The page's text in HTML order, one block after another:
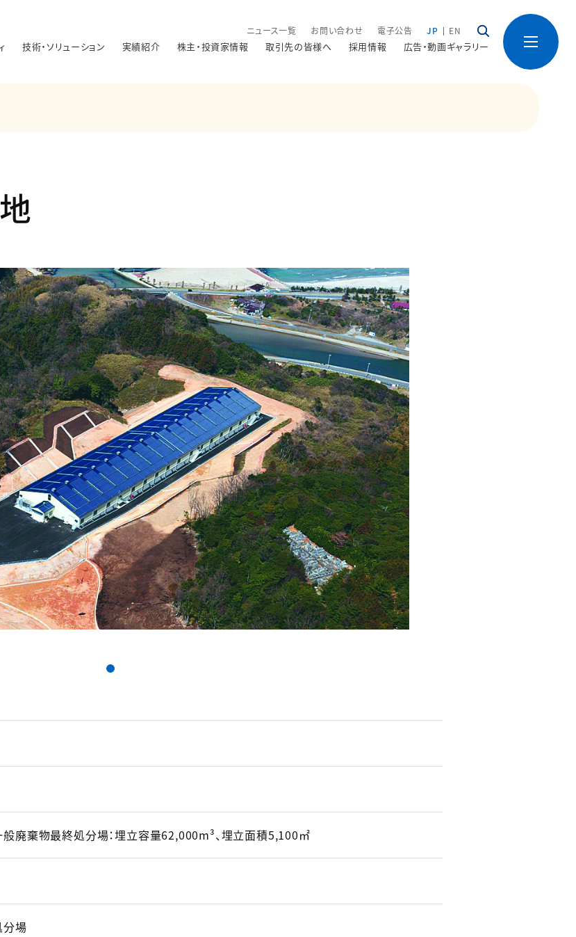
ニュース一覧 お問い合わせ 電子公告 JP EN
技術・ソリューション 実績紹介 株主・投資家情報 取引先の皆様へ 採用情報 広告・動画ギャラリー
廃棄物最終処分場：埋立容量62,000m³、埋立面積5,100㎡
分場